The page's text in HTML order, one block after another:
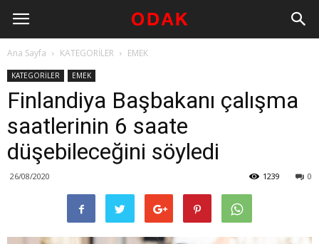
Ana Sayfa KATEGORİLER EMEK
KATEGORİLER EMEK
Finlandiya Başbakanı çalışma
saatlerinin 6 saate
düşebileceğini söyledi
26/08/2020 0
1239